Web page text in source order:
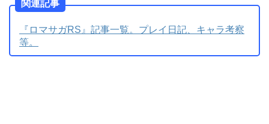
関連記事
『ロマサガRS』記事一覧。プレイ日記、キャラ考察
等。